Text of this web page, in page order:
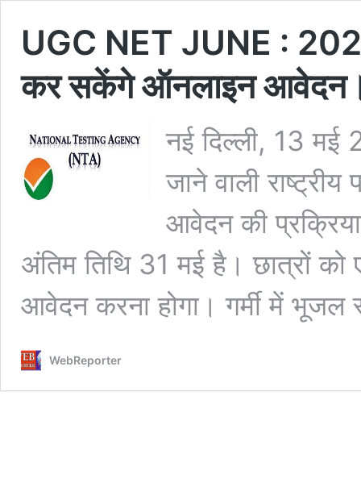
UGC NET JUNE :
कर सकेंगे ऑनलाइन
नई दिल्ली, 13
जाने वाली
आवेदन की
अंतिम तिथि 31 मई है। छात्रों
आवेदन करना होगा। गर्मी में भूजल
WebReporter